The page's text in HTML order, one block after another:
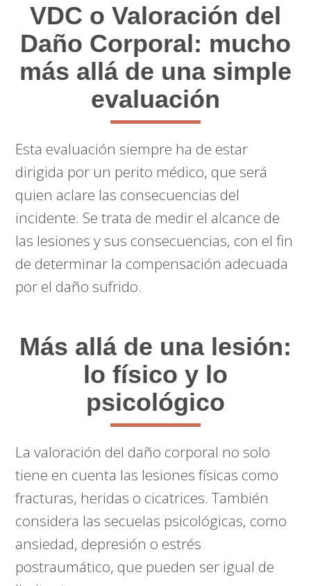
VDC o Valoración del
Daño Corporal: mucho
más allá de una simple
evaluación
Esta evaluación siempre ha de estar
dirigida por un perito médico, que será
quien aclare las consecuencias del
incidente. Se trata de medir el alcance de
las lesiones y sus consecuencias, con el fin
de determinar la compensación adecuada
por el daño sufrido.
Más allá de una lesión:
lo físico y lo
psicológico
La valoración del daño corporal no solo
tiene en cuenta las lesiones físicas como
fracturas, heridas o cicatrices. También
considera las secuelas psicológicas, como
ansiedad, depresión o estrés
postraumático, que pueden ser igual de